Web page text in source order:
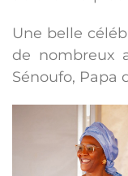
Une belle
de nombreux
Sénoufo, Papa